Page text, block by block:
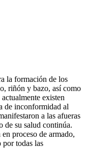
la formación de los
riñón y bazo, así como
existen
de inconformidad al
a las afueras
de su salud continúa.
proceso de armado,
todas las